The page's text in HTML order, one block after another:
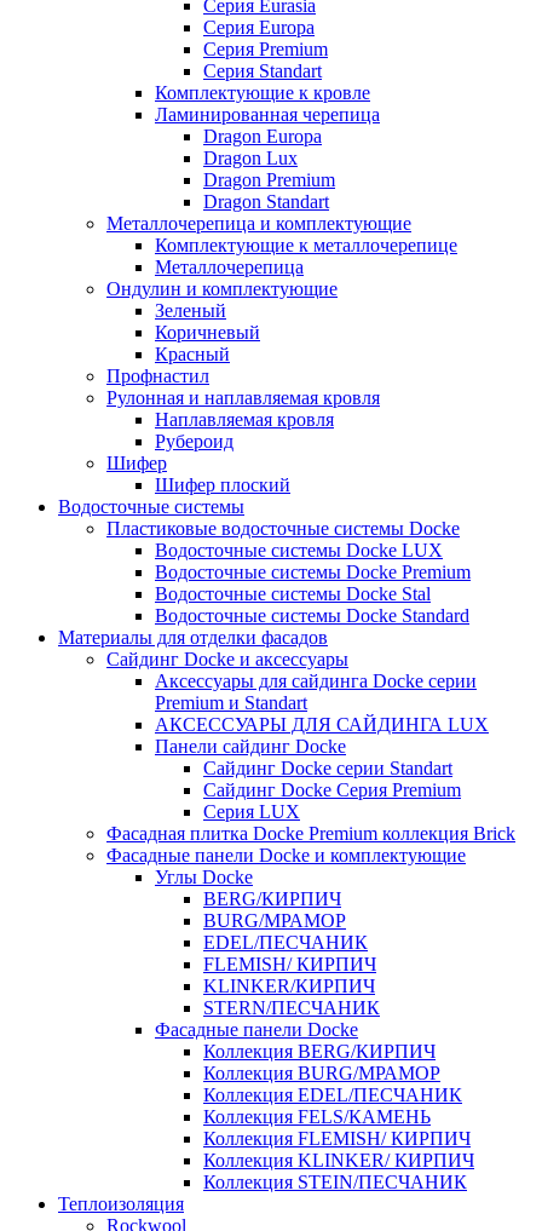
Серия Eurasia
Серия Europa
Серия Premium
Серия Standart
Комплектующие к кровле
Ламинированная черепица
Dragon Europa
Dragon Lux
Dragon Premium
Dragon Standart
Металлочерепица и комплектующие
Комплектующие к металлочерепице
Металлочерепица
Ондулин и комплектующие
Зеленый
Коричневый
Красный
Профнастил
Рулонная и наплавляемая кровля
Наплавляемая кровля
Рубероид
Шифер
Шифер плоский
Водосточные системы
Пластиковые водосточные системы Docke
Водосточные системы Docke LUX
Водосточные системы Docke Premium
Водосточные системы Docke Stal
Водосточные системы Docke Standard
Материалы для отделки фасадов
Сайдинг Docke и аксессуары
Аксессуары для сайдинга Docke серии
Premium и Standart
АКСЕССУАРЫ ДЛЯ САЙДИНГА LUX
Панели сайдинг Docke
Cайдинг Docke серии Standart
Сайдинг Docke Серия Premium
Серия LUX
Фасадная плитка Docke Premium коллекция Brick
Фасадные панели Docke и комплектующие
Углы Docke
BERG/КИРПИЧ
BURG/МРАМОР
EDEL/ПЕСЧАНИК
FLEMISH/ КИРПИЧ
KLINKER/КИРПИЧ
STERN/ПЕСЧАНИК
Фасадные панели Docke
Коллекция BERG/КИРПИЧ
Коллекция BURG/МРАМОР
Коллекция EDEL/ПЕСЧАНИК
Коллекция FELS/КАМЕНЬ
Коллекция FLEMISH/ КИРПИЧ
Коллекция KLINKER/ КИРПИЧ
Коллекция STEIN/ПЕСЧАНИК
Теплоизоляция
Rockwool